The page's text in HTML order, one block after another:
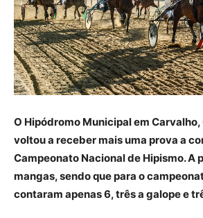
O Hipódromo Municipal em
voltou a receber mais uma prova a
Campeonato Nacional de Hipismo. A
mangas, sendo que para o
contaram apenas 6, três a galope e